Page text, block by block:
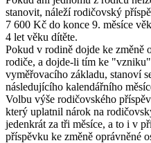
stanovit, náleží rodičovský
7 600 Kč do konce 9. měsíce
4 let věku dítěte.
Pokud v rodině dojde ke změně
rodiče, a dojde-li tím ke
vyměřovacího základu, stanoví
následujícího kalendářního
Volbu výše rodičovského
který uplatnil nárok na
jedenkrát za tři měsíce, a to i v
příspěvku ke změně oprávněné